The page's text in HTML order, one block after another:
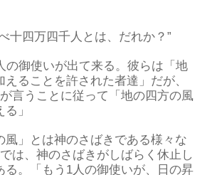
十四万四千人とは、だれか？”
の御使いが出て来る。彼らは 「地
ることを許された者達」 だが、
言うことに従って
「地の四方の風
る 」
風」とは神のさばきである様々な
は、神のさばきがしばらく休止し
る。 「 もう1人の御使いが、日の昇